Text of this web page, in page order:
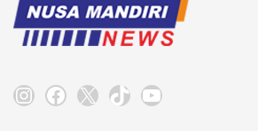
Instagram
Facebook
X TikTokYouTube